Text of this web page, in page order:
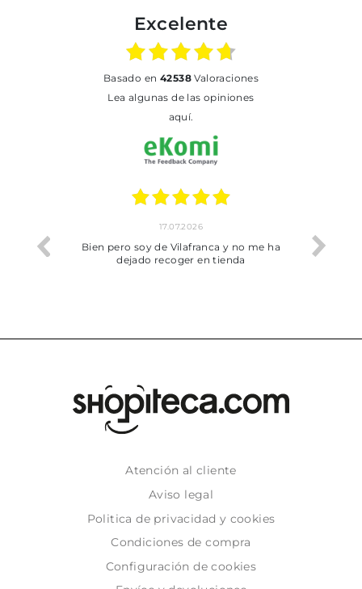
Excelente
basado en 42538Valoraciones
Lea algunas de las opiniones
aquí.
trobat
17.07.2026
Bien pero soy de Vilafranca y no me ha
dejado recoger en tienda
Atención al cliente
Aviso legal
Politica de privacidad y cookies
Condiciones de compra
Configuración de cookies